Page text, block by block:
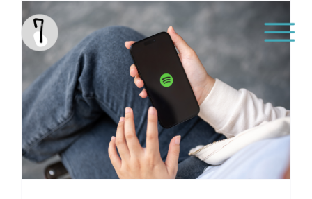
Saltar
contenido
Sin categoría